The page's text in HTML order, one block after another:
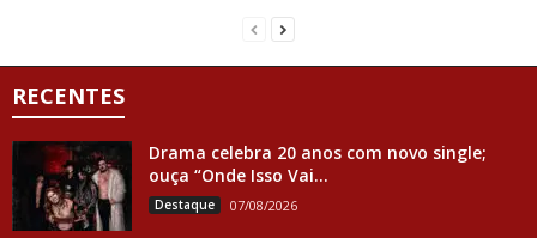
RECENTES
Drama celebra 20 anos com novo single;
ouça “Onde Isso Vai...
Destaque 07/08/2026